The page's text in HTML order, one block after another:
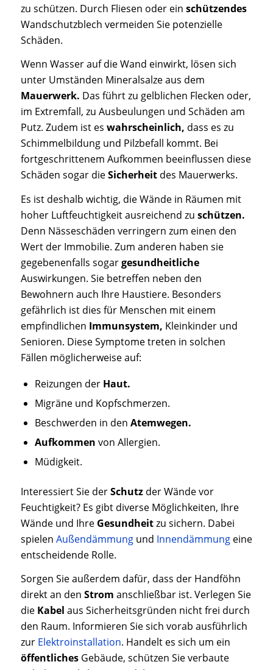
zu schützen. Durch Fliesen oder ein schützendes
Wandschutzblech vermeiden Sie potenzielle
Schäden.
Wenn Wasser auf die Wand einwirkt, lösen sich
unter Umständen Mineralsalze aus dem
Mauerwerk. Das führt zu gelblichen Flecken oder,
im Extremfall, zu Ausbeulungen und Schäden am
Putz. Zudem ist es wahrscheinlich, dass es zu
Schimmelbildung und Pilzbefall kommt. Bei
fortgeschrittenem Aufkommen beeinflussen diese
Schäden sogar dieSicherheitdes Mauerwerks.
Es ist deshalb wichtig, die Wände in Räumen mit
hoher Luftfeuchtigkeit ausreichend zu schützen.
Denn Nässeschäden verringern zum einen den
Wert der Immobilie. Zum anderen haben sie
gegebenenfalls sogargesundheitliche
Auswirkungen. Sie betreffen neben den
Bewohnern auch Ihre Haustiere. Besonders
gefährlich ist dies für Menschen mit einem
empfindlichen Immunsystem, Kleinkinder und
Senioren. Diese Symptome treten in solchen
Fällen möglicherweise auf:
Reizungen der Haut.
Migräne und Kopfschmerzen.
Beschwerden in den Atemwegen.
Aufkommen von Allergien.
Müdigkeit.
Interessiert Sie derSchutzder Wände vor
Feuchtigkeit? Es gibt diverse Möglichkeiten, Ihre
Wände und Ihre Gesundheitzu sichern. Dabei
spielen Außendämmungund Innendämmungeine
entscheidende Rolle.
Sorgen Sie außerdem dafür, dass der Handföhn
direkt an den Strom anschließbar ist. Verlegen Sie
die Kabel aus Sicherheitsgründen nicht frei durch
den Raum. Informieren Sie sich vorab ausführlich
zur Elektroinstallation. Handelt es sich um ein
öffentlichesGebäude, schützen Sie verbaute